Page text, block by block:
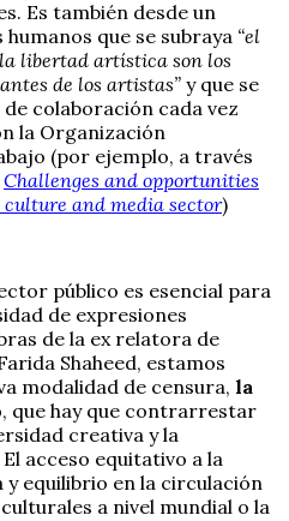
Es también desde un
que se subraya “el
libertad artística son los
de los artistas” y que se
colaboración cada vez
la Organización
(por ejemplo, a través
Challenges and opportunities
and media sector)
público es esencial para
de expresiones
de la ex relatora de
Shaheed, estamos
modalidad de censura, la
, que hay que contrarrestar
creativa y la
acceso equitativo a la
equilibrio en la circulación
a nivel mundial o la